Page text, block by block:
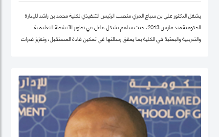
يشغل الدكتور علي بن سباع المري منصب الرئيس التنفيذي لكلية محمد بن راشد للإدارة
الحكومية منذ مارس 2013، حيث ساهم بشكل فاعل في تطوير الأنشطة التعليمية
والتدريبية والبحثية في الكلية بما يحقق رسالتها في تمكين قادة المستقبل، وتعزيز قدرات